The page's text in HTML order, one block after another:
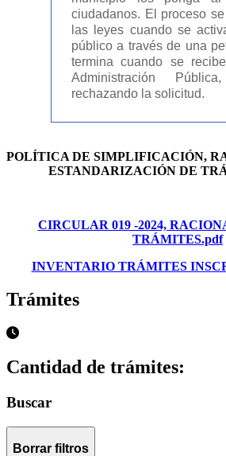
ciudadanos. El proceso
las leyes cuando se
público a través de una
termina cuando se
Administración
rechazando la solicitud.
POLÍTICA DE SIMPLIFICACIÓN,
ESTANDARIZACIÓN DE
CIRCULAR 019 -2024,
TRÁMITES.pdf
INVENTARIO TRÁMITES
Trámites
Cantidad de trámites:
Buscar
Borrar filtros